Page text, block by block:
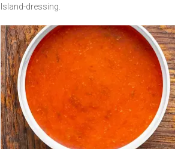
Island-dressing.